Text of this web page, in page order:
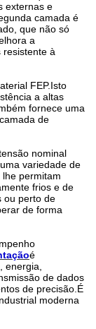
externas e
camada é
que não só
a
resistente à
FEP.Isto
a altas
fornece uma
de
nominal
variedade de
permitam
frios e de
ou perto de
de forma
é
energia,
de dados
de precisão.É
moderna